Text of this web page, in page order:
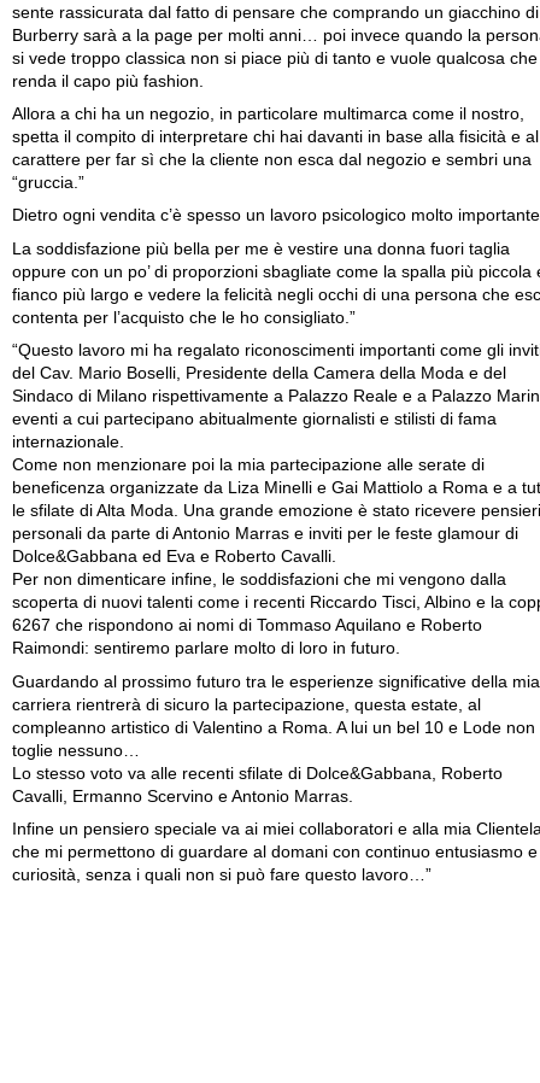
sente rassicurata dal fatto di pensare che comprando un giacchino di
Burberry sarà a la page per molti anni… poi invece quando la
si vede troppo classica non si piace più di tanto e vuole qualcosa che
renda il capo più fashion.
Allora a chi ha un negozio, in particolare multimarca come il nostro,
spetta il compito di interpretare chi hai davanti in base alla fisicità e al
carattere per far sì che la cliente non esca dal negozio e sembri una
“gruccia.”
Dietro ogni vendita c’è spesso un lavoro psicologico molto
La soddisfazione più bella per me è vestire una donna fuori taglia
oppure con un po’ di proporzioni sbagliate come la spalla più piccola
fianco più largo e vedere la felicità negli occhi di una persona che
contenta per l’acquisto che le ho consigliato.”
“Questo lavoro mi ha regalato riconoscimenti importanti come gli
del Cav. Mario Boselli, Presidente della Camera della Moda e del
Sindaco di Milano rispettivamente a Palazzo Reale e a Palazzo
eventi a cui partecipano abitualmente giornalisti e stilisti di fama
internazionale.
Come non menzionare poi la mia partecipazione alle serate di
beneficenza organizzate da Liza Minelli e Gai Mattiolo a Roma e a
le sfilate di Alta Moda. Una grande emozione è stato ricevere pensieri
personali da parte di Antonio Marras e inviti per le feste glamour di
Dolce&Gabbana ed Eva e Roberto Cavalli.
Per non dimenticare infine, le soddisfazioni che mi vengono dalla
scoperta di nuovi talenti come i recenti Riccardo Tisci, Albino e la
6267 che rispondono ai nomi di Tommaso Aquilano e Roberto
Raimondi: sentiremo parlare molto di loro in futuro.
Guardando al prossimo futuro tra le esperienze significative della mia
carriera rientrerà di sicuro la partecipazione, questa estate, al
compleanno artistico di Valentino a Roma. A lui un bel 10 e Lode non
toglie nessuno…
Lo stesso voto va alle recenti sfilate di Dolce&Gabbana, Roberto
Cavalli, Ermanno Scervino e Antonio Marras.
Infine un pensiero speciale va ai miei collaboratori e alla mia
che mi permettono di guardare al domani con continuo entusiasmo e
curiosità, senza i quali non si può fare questo lavoro…”